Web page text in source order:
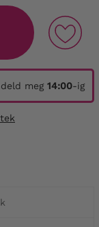
meg 14:00-ig